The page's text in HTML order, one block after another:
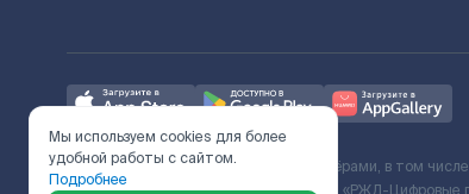
Ж/Д билеты предоставляются партнёрами, в том
Мы используем cookies для более
удобной работы с сайтом.
Подробнее